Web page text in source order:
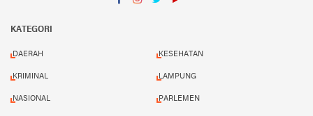
KATEGORI
DAERAH KESEHATAN
KRIMINAL LAMPUNG
NASIONAL PARLEMEN